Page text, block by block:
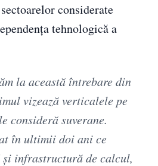
considerate
tehnologică a
la această întrebare din
vizează verticalele pe
consideră suverane.
în ultimii doi ani ce
și infrastructură de calcul,